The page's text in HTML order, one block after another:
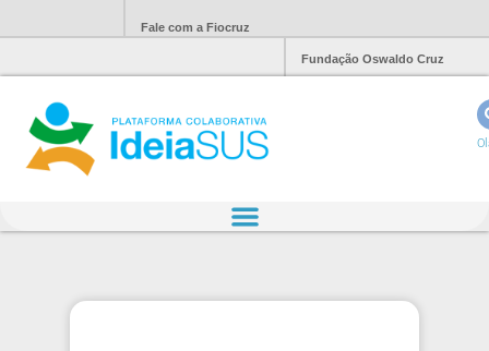
Fale com a Fiocruz
Fundação Oswaldo Cruz